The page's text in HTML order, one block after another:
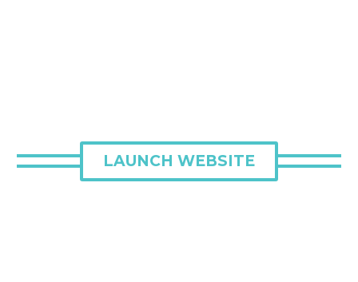
LAUNCH WEBSITE